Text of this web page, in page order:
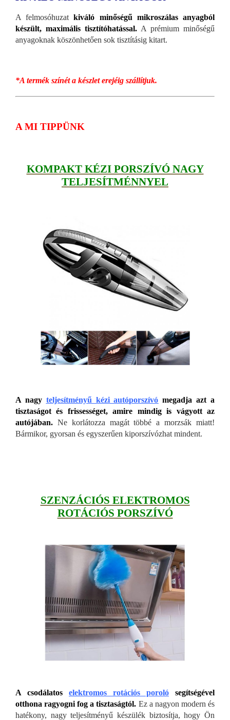
A felmosóhuzatkiváló minőségű mikroszálas anyagból
készült, maximális tisztítóhatással. A prémium minőségű
anyagoknak köszönhetően sok tisztításig kitart.
*A termék színét a készlet erejéig szállítjuk.
A MI TIPPÜNK
KOMPAKT KÉZI PORSZÍVÓ NAGY
TELJESÍTMÉNNYEL
A nagy teljesítményű kézi autóporszívó megadja azt a
tisztaságot és frissességet, amire mindig is vágyott az
autójában. Ne korlátozza magát többé a morzsák miatt!
Bármikor, gyorsan és egyszerűen kiporszívózhat mindent.
SZENZÁCIÓS ELEKTROMOS
ROTÁCIÓS PORSZÍVÓ
A csodálatos elektromos rotációs poroló segítségével
otthona ragyogni fog a tisztaságtól. Ez a nagyon modern és
hatékony, nagy teljesítményű készülék biztosítja, hogy Ön